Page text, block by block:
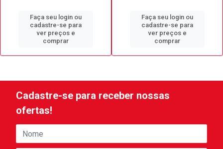
Faça seu login ou
cadastre-se para
ver preços e
comprar
Faça seu login ou
cadastre-se para
ver preços e
comprar
Cadastre-se para receber nossas
ofertas!